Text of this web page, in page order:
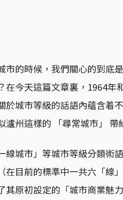
市的時候，我們關心的到底
在今天這篇文章裏，1964年
於城市等級的話語內蘊含着
州這樣的 「尋常城市」 帶
線城市」等城市等級分類術
在目前的標準中一共六「線
其原初設定的「城市商業魅